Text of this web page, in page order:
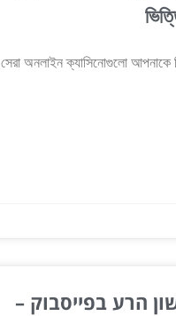
সেরা অনলাইন ক্যাসিনোগুলো আপনাকে
הרע בפייסבוק –